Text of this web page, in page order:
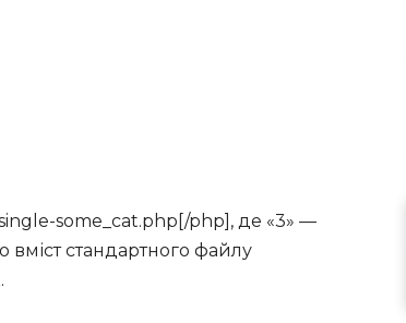
some_cat.php[/php], де «3» —
вміст стандартного файлу